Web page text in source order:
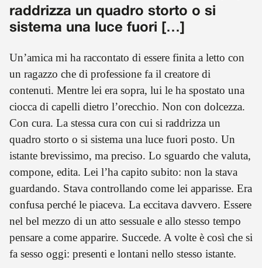
raddrizza un quadro storto o si
sistema una luce fuori […]
Un’amica mi ha raccontato di essere finita a letto con
un ragazzo che di professione fa il creatore di
contenuti. Mentre lei era sopra, lui le ha spostato una
ciocca di capelli dietro l’orecchio. Non con dolcezza.
Con cura. La stessa cura con cui si raddrizza un
quadro storto o si sistema una luce fuori posto. Un
istante brevissimo, ma preciso. Lo sguardo che valuta,
compone, edita. Lei l’ha capito subito: non la stava
guardando. Stava controllando come lei apparisse. Era
confusa perché le piaceva. La eccitava davvero. Essere
nel bel mezzo di un atto sessuale e allo stesso tempo
pensare a come apparire. Succede. A volte è così che si
fa sesso oggi: presenti e lontani nello stesso istante.